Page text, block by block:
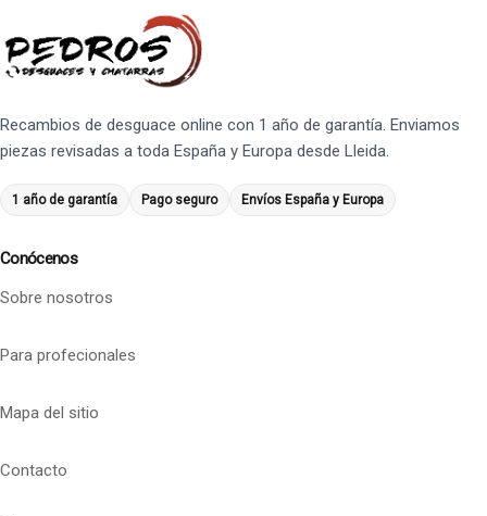
Recambios de desguace online con 1 año de garantía. Enviamos
piezas revisadas a toda España y Europa desde Lleida.
1 año de garantía Pago seguro Envíos España y Europa
Conócenos
Sobre nosotros
Para profecionales
Mapa del sitio
Contacto